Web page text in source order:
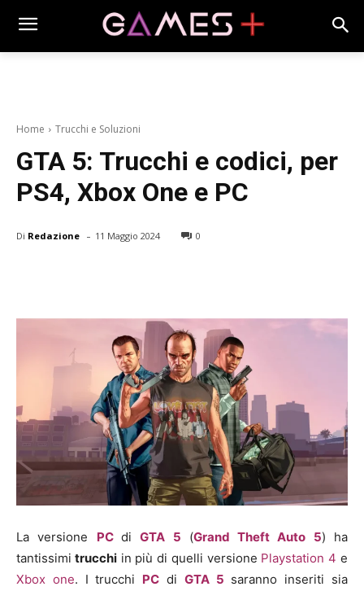
Home Trucchi e Soluzioni
GTA 5: Trucchi e codici, per
PS4, Xbox One e PC
Di Redazione - 11 Maggio 2024 0
La versione PC diGTA 5 (Grand Theft Auto 5) ha
tantissimi trucchiin più di quelli versione Playstation 4 e
Xbox one. I trucchi PC di GTA 5 saranno inseriti sia